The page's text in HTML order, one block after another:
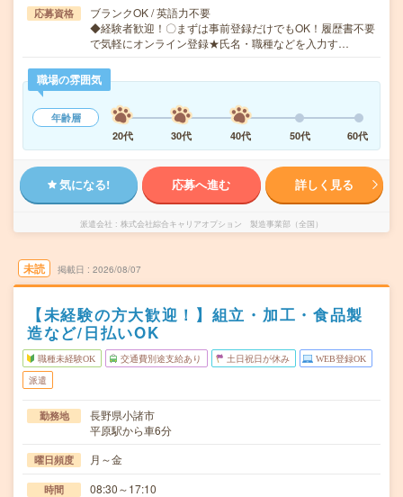
応募資格
ブランクOK / 英語力不要
◆経験者歓迎！〇まずは事前登録だけでもOK！履歴書不要
で気軽にオンライン登録★氏名・職種などを入力す…
職場の雰囲気
年齢層
20代
30代 40代 50代 60代
気になる! 応募へ進む 詳しく見る
派遣会社 株式会社綜合キャリアオプション 製造事業部（全国）
未読 掲載日 2026/08/07
【未経験の方大歓迎！】組立・加工・食品製
造など/日払いOK
職種未経験OK 交通費別途支給あり 土日祝日が休み WEB登録OK
派遣
勤務地
長野県小諸市
平原駅から車6分
曜日頻度 月～金
時間 08:30～17:10